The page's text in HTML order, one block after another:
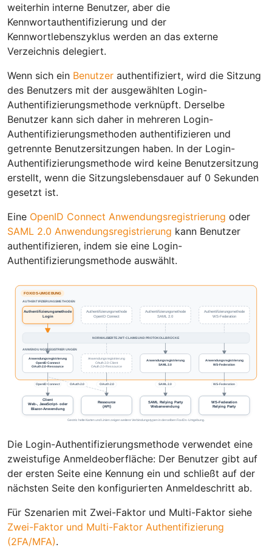
weiterhin interne Benutzer, aber die
Kennwortauthentifizierung und der
Kennwortlebenszyklus werden an das externe
Verzeichnis delegiert.
Wenn sich ein Benutzer authentifiziert, wird die Sitzung
des Benutzers mit der ausgewählten Login-
Authentifizierungsmethode verknüpft. Derselbe
Benutzer kann sich daher in mehreren Login-
Authentifizierungsmethoden authentifizieren und
getrennte Benutzersitzungen haben. In der Login-
Authentifizierungsmethode wird keine Benutzersitzung
erstellt, wenn die Sitzungslebensdauer auf 0 Sekunden
gesetzt ist.
Eine OpenID Connect Anwendungsregistrierung oder
SAML 2.0 Anwendungsregistrierung kann Benutzer
authentifizieren, indem sie eine Login-
Authentifizierungsmethode auswählt.
Die Login-Authentifizierungsmethode verwendet eine
zweistufige Anmeldeoberfläche: Der Benutzer gibt auf
der ersten Seite eine Kennung ein und schließt auf der
nächsten Seite den konfigurierten Anmeldeschritt ab.
Für Szenarien mit Zwei-Faktor und Multi-Faktor siehe
Zwei-Faktor und Multi-Faktor Authentifizierung
(2FA/MFA).